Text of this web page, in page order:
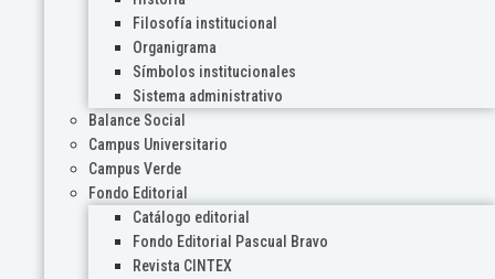
Filosofía institucional
Organigrama
Símbolos institucionales
Sistema administrativo
Balance Social
Campus Universitario
Campus Verde
Fondo Editorial
Catálogo editorial
Fondo Editorial Pascual Bravo
Revista CINTEX